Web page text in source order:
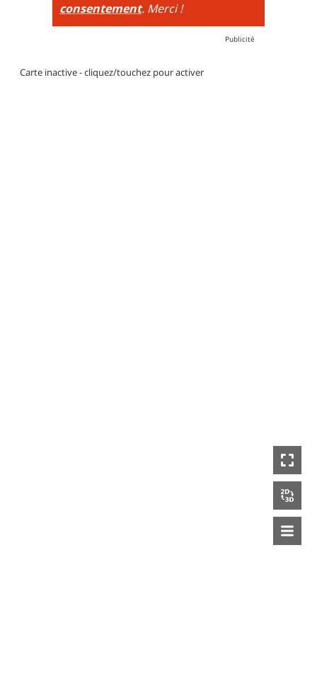
consentement. Merci !